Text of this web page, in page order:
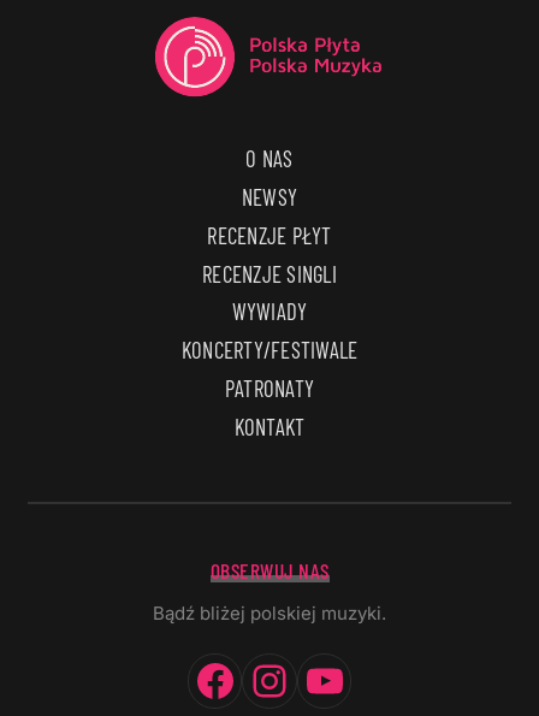
O NAS
NEWSY
RECENZJE PŁYT
RECENZJE SINGLI
WYWIADY
KONCERTY/FESTIWALE
PATRONATY
KONTAKT
OBSERWUJ NAS
Bądź bliżej polskiej muzyki.
Facebook
Instagram